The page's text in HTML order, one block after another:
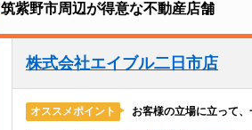
筑紫野市周辺が得意な不動産店舗
株式会社エイブル二日市店
オススメポイント お客様の立場に立って